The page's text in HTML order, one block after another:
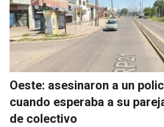
Oeste: asesinaron a un
cuando esperaba a su
de colectivo